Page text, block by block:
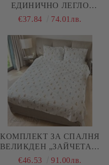
ЕДИНИЧНО ЛЕГЛО
СИНИ КРЪГОВЕ , 100%
(ПОПЛИН), 3 ЧАСТИ
€37.84 74.01лв.
КОМПЛЕКТ ЗА СПАЛНЯ
ВЕЛИКДЕН „ЗАЙЧЕТА И
МИШКИ“ 2 – 100%
€46.53 91.00лв.